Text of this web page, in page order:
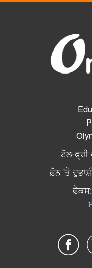
ਟੋਲ-ਫ੍ਰੀ
ਫ਼ੋਨ'ਤੇ
ਫੈਕਸ: